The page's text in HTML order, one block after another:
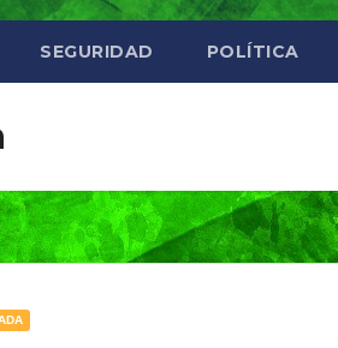
SEGURIDAD POLÍTICA